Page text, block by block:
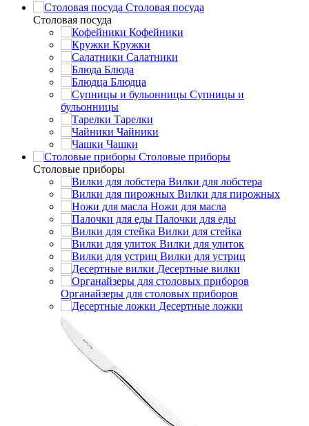
Столовая посуда
Столовая посуда
Кофейники
Кружки
Салатники
Блюда
Блюдца
Супницы и
бульонницы
Тарелки
Чайники
Чашки
Cтоловые приборы
Cтоловые приборы
Вилки для лобстера
Вилки для пирожных
Ножи для масла
Палочки для еды
Вилки для стейка
Вилки для улиток
Вилки для устриц
Десертные вилки
Органайзеры для столовых приборов
Десертные ложки